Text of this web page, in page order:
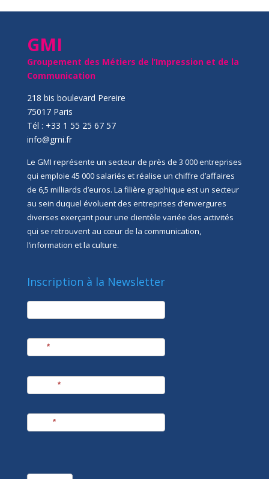
GMI
Groupement des Métiers de l’Impression et de la
Communication
218 bis boulevard Pereire
75017 Paris
Tél : +33 1 55 25 67 57
info@gmi.fr
Le GMI représente un secteur de près de 3 000 entreprises
qui emploie 45 000 salariés et réalise un chiffre d’affaires
de 6,5 milliards d’euros. La filière graphique est un secteur
au sein duquel évoluent des entreprises d’envergures
diverses exerçant pour une clientèle variée des activités
qui se retrouvent au cœur de la communication,
l’information et la culture.
Inscription à la Newsletter
newsletter
*
*
*